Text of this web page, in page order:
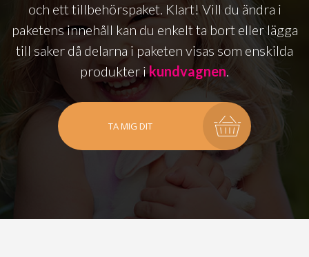
och ett tillbehörspaket. Klart! Vill du ändra i
paketens innehåll kan du enkelt ta bort eller lägga
till saker då delarna i paketen visas som enskilda
produkter ikundvagnen.
TA MIG DIT